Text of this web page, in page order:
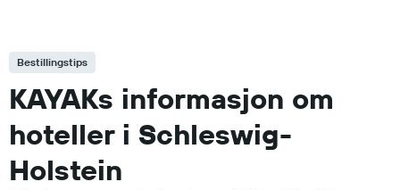
Bestillingstips
KAYAKs informasjon om
hoteller i Schleswig-
Holstein